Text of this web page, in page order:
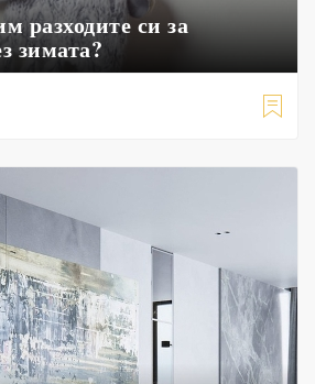
разходите си за
зимата?
